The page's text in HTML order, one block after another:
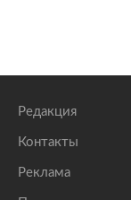
Редакция
Контакты
Реклама